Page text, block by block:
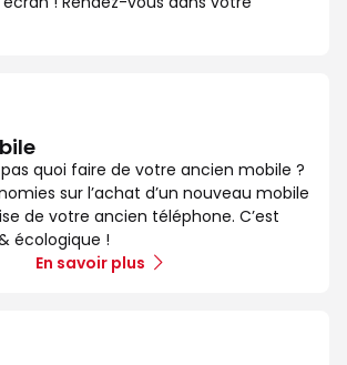
quoi faire de votre ancien mobile ?
sur l’achat d’un nouveau mobile
de votre ancien téléphone. C’est
écologique !
En savoir plus